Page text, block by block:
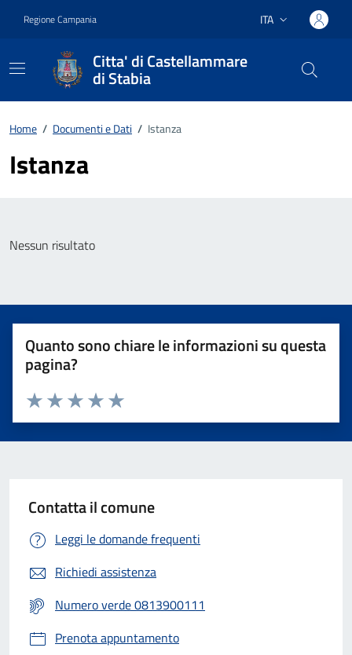
Regione Campania Lingua attiva:
ITA
Citta' di Castellammare
di Stabia
Home / Documenti e Dati / Istanza
Istanza
Nessun risultato
Quanto sono chiare le informazioni su questa
pagina?
Valuta 5 stelle su 5
Valuta 4 stelle su 5
Valuta 3 stelle su 5
Valuta 2 stelle su 5
Valuta 1 stelle su 5
Contatta il comune
Leggi le domande frequenti
Richiedi assistenza
Numero verde 0813900111
Prenota appuntamento